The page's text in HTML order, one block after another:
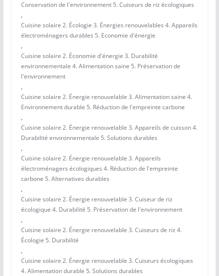
Conservation de l'environnement 5. Cuiseurs de riz écologiques
,
Cuisine solaire 2. Écologie 3. Énergies renouvelables 4. Appareils
électroménagers durables 5. Economie d'énergie
,
Cuisine solaire 2. Économie d'énergie 3. Durabilité
environnementale 4. Alimentation saine 5. Préservation de
l'environnement
,
Cuisine solaire 2. Énergie renouvelable 3. Alimentation saine 4.
Environnement durable 5. Réduction de l'empreinte carbone
,
Cuisine solaire 2. Énergie renouvelable 3. Appareils de cuisson 4.
Durabilité environnementale 5. Solutions durables
,
Cuisine solaire 2. Énergie renouvelable 3. Appareils
électroménagers écologiques 4. Réduction de l'empreinte
carbone 5. Alternatives durables
,
Cuisine solaire 2. Énergie renouvelable 3. Cuiseur de riz
écologique 4. Durabilité 5. Préservation de l'environnement
,
Cuisine solaire 2. Énergie renouvelable 3. Cuiseurs de riz 4.
Écologie 5. Durabilité
,
Cuisine solaire 2. Énergie renouvelable 3. Cuiseurs écologiques
4. Alimentation durable 5. Solutions durables